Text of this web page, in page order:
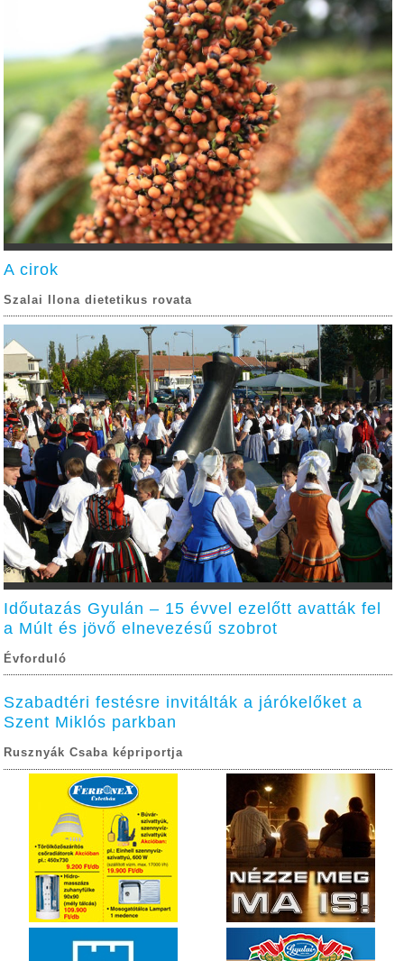
A cirok
Szalai Ilona dietetikus rovata
Időutazás Gyulán – 15 évvel ezelőtt avatták fel
a Múlt és jövő elnevezésű szobrot
Évforduló
Szabadtéri festésre invitálták a járókelőket a
Szent Miklós parkban
Rusznyák Csaba képriportja